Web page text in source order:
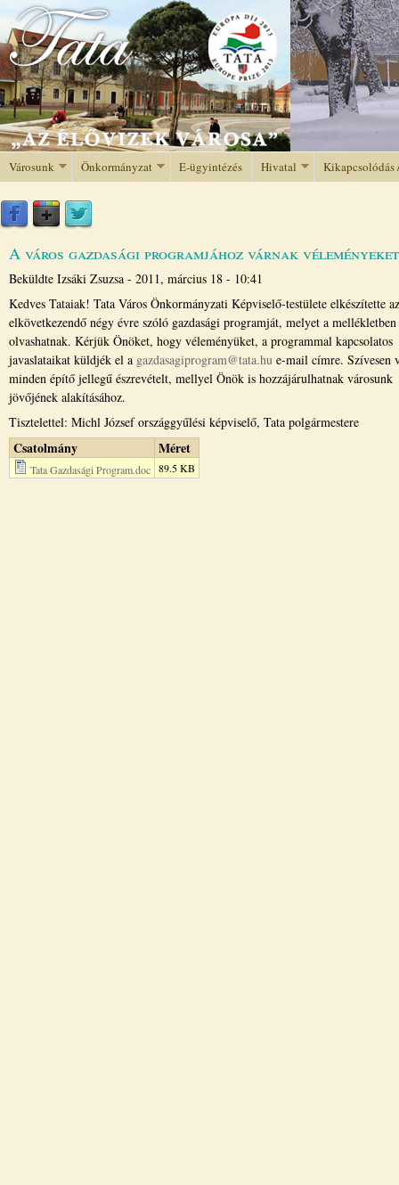
Jump to navigation
Városunk Önkormányzat E-ügyintézés Hivatal Kikapcsolódás
A város gazdasági programjához várnak
Beküldte Izsáki Zsuzsa - 2011, március 18 - 10:41
Kedves Tataiak! Tata Város Önkormányzati Képviselő-testülete elkészítette az
elkövetkezendő négy évre szóló gazdasági programját, melyet a
olvashatnak. Kérjük Önöket, hogy véleményüket, a programmal kapcsolatos
javaslataikat küldjék el a gazdasagiprogram@tata.hu e-mail címre. Szívesen
minden építő jellegű észrevételt, mellyel Önök is hozzájárulhatnak városunk
jövőjének alakításához.
Tisztelettel: Michl József országgyűlési képviselő, Tata polgármestere
Csatolmány Méret
Tata Gazdasági Program.doc 89.5 KB